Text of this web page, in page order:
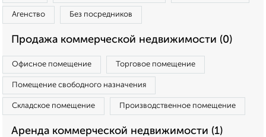
Агенство Без посредников
Продажа коммерческой недвижимости (0)
Офисное помещение Торговое помещение
Помещение свободного назначения
Складское помещение Производственное помещение
Аренда коммерческой недвижимости (1)